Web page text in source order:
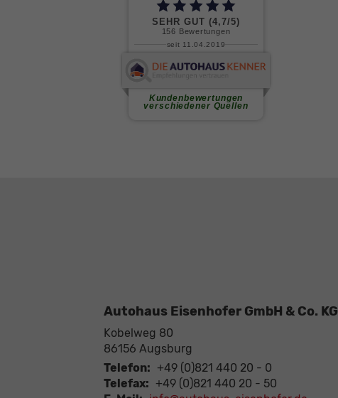
Autohaus Eisenhofer GmbH & Co. KG
Kobelweg 80
86156 Augsburg
Telefon: +49 (0)821 440 20 - 0
Telefax: +49 (0)821 440 20 - 50